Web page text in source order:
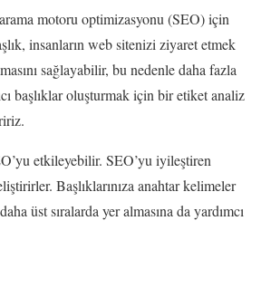
arama motoru optimizasyonu (SEO) için
insanların web sitenizi ziyaret etmek
sağlayabilir, bu nedenle daha fazla
başlıklar oluşturmak için bir etiket analiz
etkileyebilir. SEO’yu iyileştiren
Başlıklarınıza anahtar kelimeler
üst sıralarda yer almasına da yardımcı